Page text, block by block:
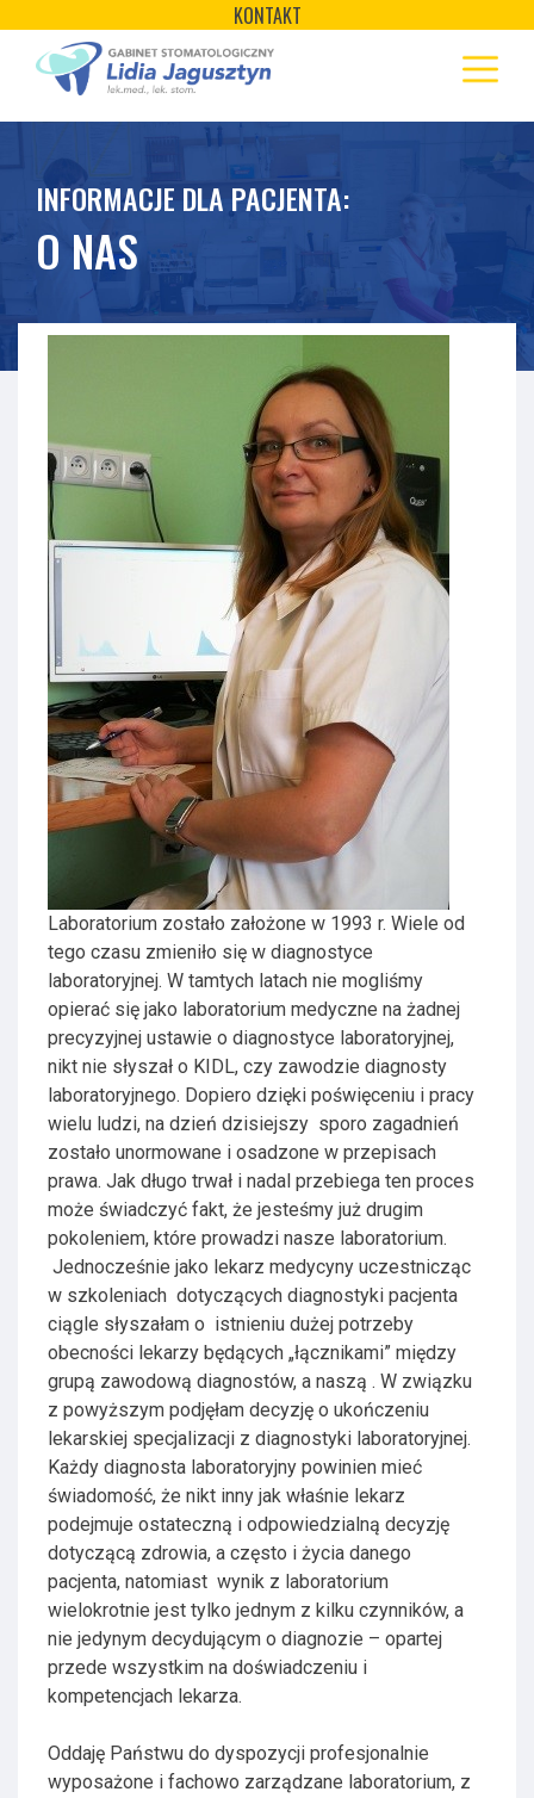
content
KONTAKT ×
STRONA GŁÓWNA
OFERTA
REJESTRACJA
GALERIA
LABORATORIUM
INFORMACJE DLA PACJENTA:
O NAS
Laboratorium zostało założone w 1993 r. Wiele od
tego czasu zmieniło się w diagnostyce
laboratoryjnej. W tamtych latach nie mogliśmy
opierać się jako laboratorium medyczne na żadnej
precyzyjnej ustawie o diagnostyce laboratoryjnej,
nikt nie słyszał o KIDL, czy zawodzie diagnosty
laboratoryjnego. Dopiero dzięki poświęceniu i pracy
wielu ludzi, na dzień dzisiejszy sporo zagadnień
zostało unormowane i osadzone w przepisach
prawa. Jak długo trwał i nadal przebiega ten proces
może świadczyć fakt, że jesteśmy już drugim
pokoleniem, które prowadzi nasze laboratorium.
Jednocześnie jako lekarz medycyny uczestnicząc
w szkoleniach dotyczących diagnostyki pacjenta
ciągle słyszałam o istnieniu dużej potrzeby
obecności lekarzy będących „łącznikami” między
grupą zawodową diagnostów, a naszą . W związku
z powyższym podjęłam decyzję o ukończeniu
lekarskiej specjalizacji z diagnostyki laboratoryjnej.
Każdy diagnosta laboratoryjny powinien mieć
świadomość, że nikt inny jak właśnie lekarz
podejmuje ostateczną i odpowiedzialną decyzję
dotyczącą zdrowia, a często i życia danego
pacjenta, natomiast wynik z laboratorium
wielokrotnie jest tylko jednym z kilku czynników, a
nie jedynym decydującym o diagnozie – opartej
przede wszystkim na doświadczeniu i
kompetencjach lekarza.
Oddaję Państwu do dyspozycji profesjonalnie
wyposażone i fachowo zarządzane laboratorium, z